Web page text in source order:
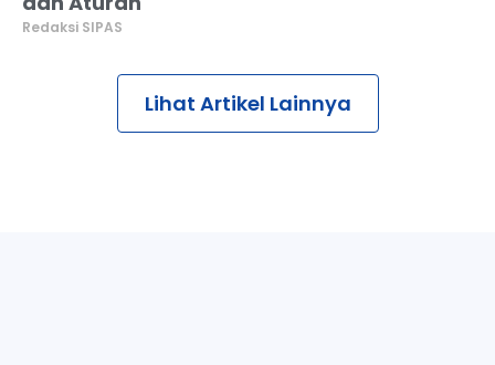
Redaksi SIPAS
Lihat Artikel Lainnya